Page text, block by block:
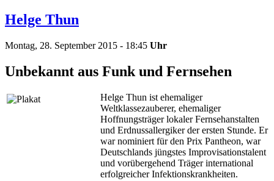
Helge Thun
Montag, 28. September 2015 - 18:45 Uhr
Unbekannt aus Funk und Fernsehen
Helge Thun ist ehemaliger
Weltklassezauberer, ehemaliger
Hoffnungsträger lokaler Fernsehanstalten
und Erdnussallergiker der ersten Stunde. Er
war nominiert für den Prix Pantheon, war
Deutschlands jüngstes Improvisationstalent
und vorübergehend Träger international
erfolgreicher Infektionskrankheiten.